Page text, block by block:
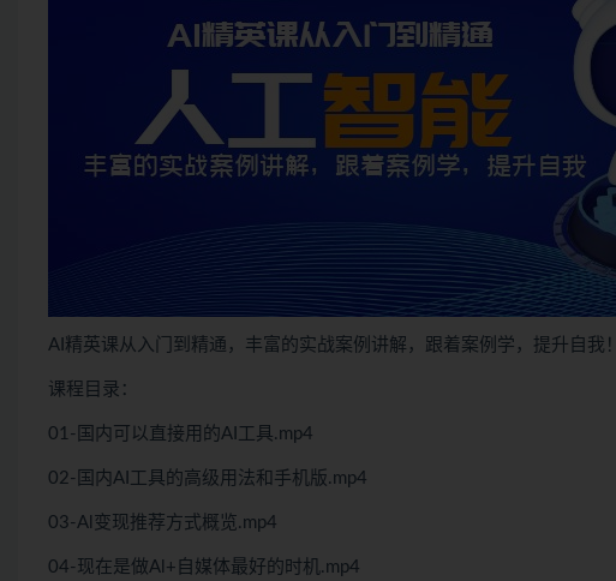
AI精英课从入门到精通，丰富的实战案例讲解，跟着案例学，提升自我！
课程目录：
01-国内可以直接用的AI工具.mp4
02-国内AI工具的高级用法和手机版.mp4
03-Al变现推荐方式概览.mp4
04-现在是做Al+自媒体最好的时机.mp4